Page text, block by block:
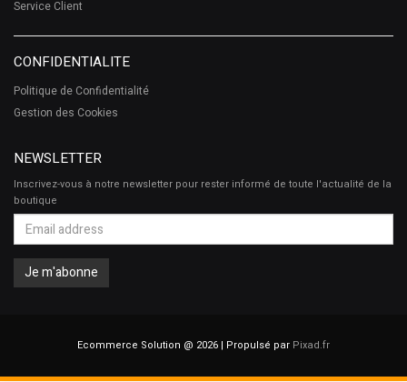
Service Client
CONFIDENTIALITE
Politique de Confidentialité
Gestion des Cookies
NEWSLETTER
Inscrivez-vous à notre newsletter pour rester informé de toute l'actualité de la
boutique
Ecommerce Solution @ 2026 | Propulsé par Pixad.fr